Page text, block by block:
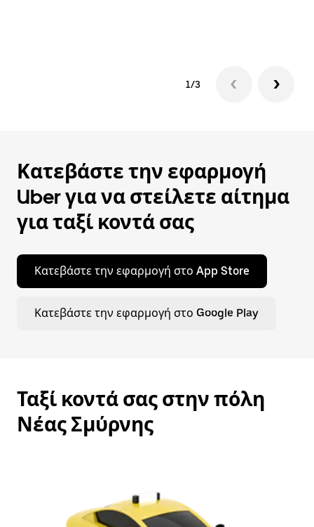
1/3
Κατεβάστε την εφαρμογή
Uber για να στείλετε αίτημα
για ταξί κοντά σας
Κατεβάστε την εφαρμογή στο App Store
Κατεβάστε την εφαρμογή στο Google Play
Ταξί κοντά σας στην πόλη
Νέας Σμύρνης